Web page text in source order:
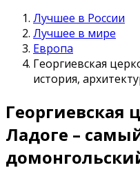
Лучшее в России
Лучшее в мире
Европа
Георгиевская
история,
Георгиевская
Ладоге –